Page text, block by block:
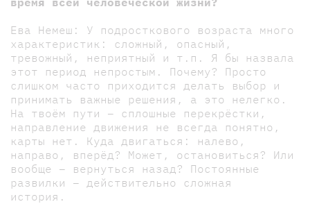
Ева Немеш: У подросткового возраста много
характеристик: сложный, опасный,
тревожный, неприятный и т.п. Я бы назвала
этот период непростым. Почему? Просто
слишком часто приходится делать выбор и
принимать важные решения, а это нелегко.
На твоём пути – сплошные перекрёстки,
направление движения не всегда понятно,
карты нет. Куда двигаться: налево,
направо, вперёд? Может, остановиться? Или
вообще – вернуться назад? Постоянные
развилки – действительно сложная
история.